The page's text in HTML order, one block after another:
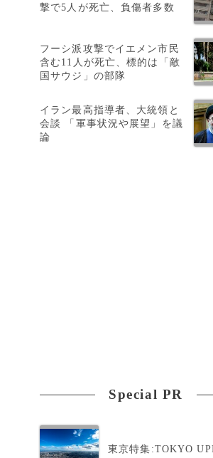
撃で5人が死亡、負傷者多数
フーシ派攻撃でイエメン市民
含む11人が死亡、標的は「敵
国サウジ」の部隊
イラン最高指導者、大統領と
会談 「軍事状況や展望」を議
論
Special PR
東京特集:TOKYO